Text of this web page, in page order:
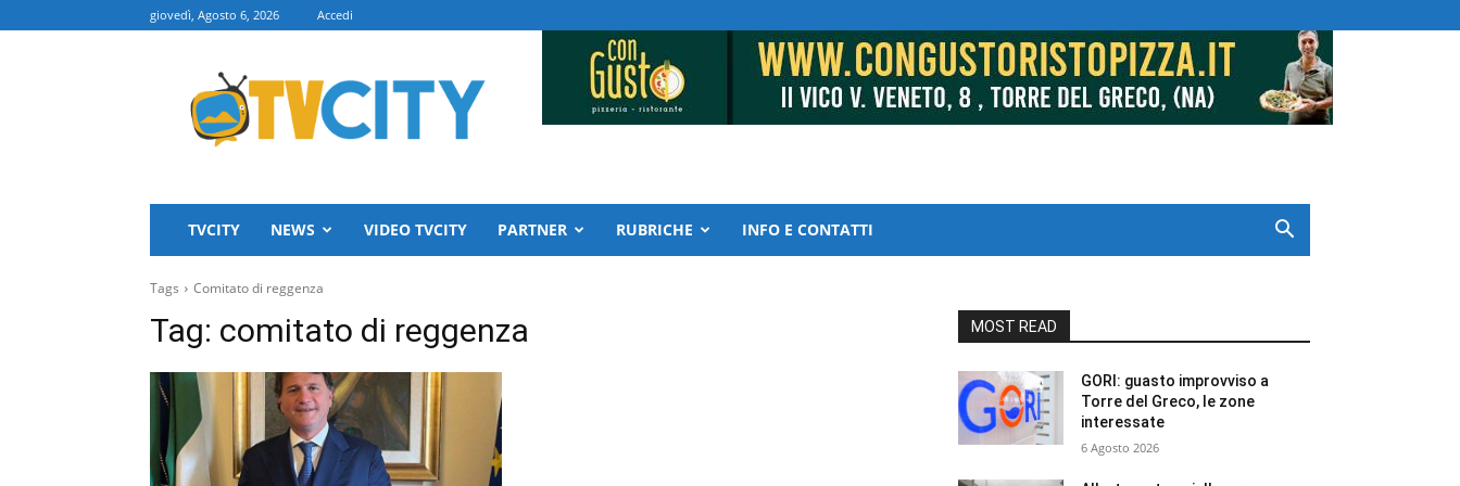
giovedì, Agosto 6, 2026 Accedi
TVCITY
TVCITY NEWS VIDEO TVCITY PARTNER RUBRICHE INFO E CONTATTI
Tags Comitato di reggenza
Tag: comitato di reggenza MOST READ
GORI: guasto improvviso a
Torre del Greco, le zone
interessate
6 Agosto 2026